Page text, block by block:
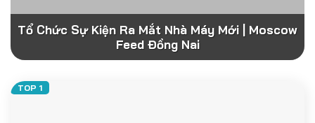
Tổ Chức Sự Kiện Ra Mắt Nhà Máy Mới | Moscow
Feed Đồng Nai